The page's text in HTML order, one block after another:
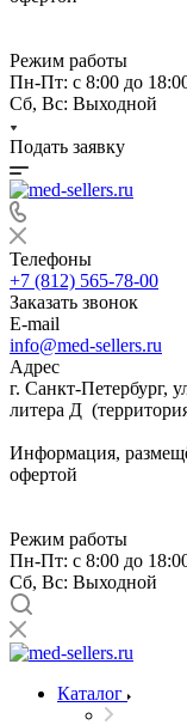
Режим работы
Пн-Пт: с 8:00 до
Сб, Вс: Выходной
Подать заявку
Телефоны
+7 (812) 565-78-00
Заказать звонок
E-mail
info@med-sellers.ru
Адрес
г. Санкт-Петербург,
литера Д
Информация,
офертой
Режим работы
Пн-Пт: с 8:00 до
Сб, Вс: Выходной
Каталог